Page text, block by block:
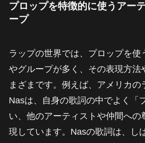
プロップを特徴的に使うアー
ープ
ラップの世界では、プロップを使
やグループが多く、その表現方法
まざまです。例えば、アメリカの
Nasは、自身の歌詞の中でよく「
い、他のアーティストや仲間への
現しています。Nasの歌詞は、し